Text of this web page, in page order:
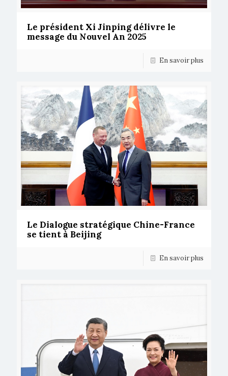
Le président Xi Jinping délivre le
message du Nouvel An 2025
En savoir plus
Le Dialogue stratégique Chine-France
se tient à Beijing
En savoir plus